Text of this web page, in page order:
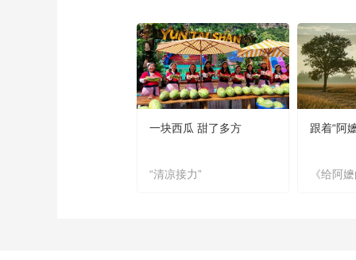
一块西瓜 甜了多方
“清凉接力”
跟着“阿
《给阿